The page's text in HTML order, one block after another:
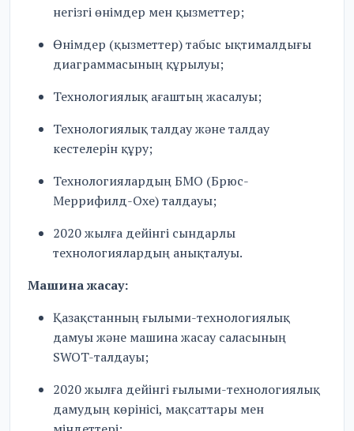
негізгі өнімдер мен қызметтер;
Өнімдер (қызметтер) табыс ықтималдығы
диаграммасының құрылуы;
Технологиялық ағаштың жасалуы;
Технологиялық талдау және талдау
кестелерін құру;
Технологиялардың БМО (Брюс-
Меррифилд-Охе) талдауы;
2020 жылға дейінгі сындарлы
технологиялардың анықталуы.
Машина жасау:
Қазақстанның ғылыми-технологиялық
дамуы және машина жасау саласының
SWOT-талдауы;
2020 жылға дейінгі ғылыми-технологиялық
дамудың көрінісі, мақсаттары мен